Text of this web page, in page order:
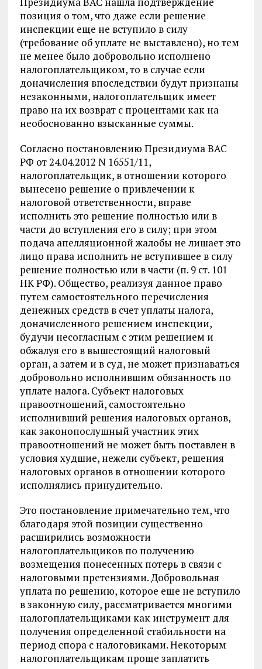
позиция о том, что даже если решение
инспекции еще не вступило в силу
(требование об уплате не выставлено), но тем
не менее было добровольно исполнено
налогоплательщиком, то в случае если
доначисления впоследствии будут признаны
незаконными, налогоплательщик имеет
право на их возврат с процентами как на
необоснованно взысканные суммы.
Согласно постановлению Президиума ВАС
РФ от 24.04.2012 N 16551/11,
налогоплательщик, в отношении которого
вынесено решение о привлечении к
налоговой ответственности, вправе
исполнить это решение полностью или в
части до вступления его в силу; при этом
подача апелляционной жалобы не лишает это
лицо права исполнить не вступившее в силу
решение полностью или в части (п. 9 ст. 101
НК РФ). Общество, реализуя данное право
путем самостоятельного перечисления
денежных средств в счет уплаты налога,
доначисленного решением инспекции,
будучи несогласным с этим решением и
обжалуя его в вышестоящий налоговый
орган, а затем и в суд, не может признаваться
добровольно исполнившим обязанность по
уплате налога. Субъект налоговых
правоотношений, самостоятельно
исполнивший решения налоговых органов,
как законопослушный участник этих
правоотношений не может быть поставлен в
условия худшие, нежели субъект, решения
налоговых органов в отношении которого
исполнялись принудительно.
Это постановление примечательно тем, что
благодаря этой позиции существенно
расширились возможности
налогоплательщиков по получению
возмещения понесенных потерь в связи с
налоговыми претензиями. Добровольная
уплата по решению, которое еще не вступило
в законную силу, рассматривается многими
налогоплательщиками как инструмент для
получения определенной стабильности на
период спора с налоговиками. Некоторым
налогоплательщикам проще заплатить